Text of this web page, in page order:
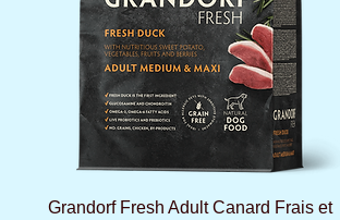
Aperçu rapide
Grandorf Fresh Adult Canard Frais et